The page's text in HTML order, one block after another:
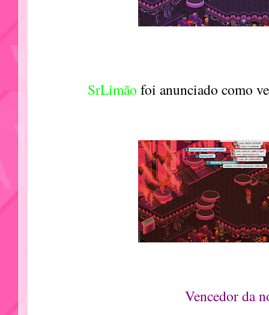
SrLimão foi anunciado como
Vencedor da